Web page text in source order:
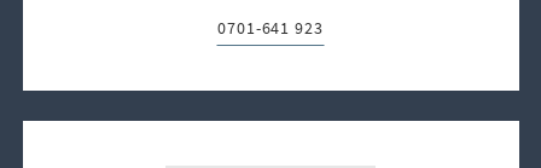
Telefon:
0701-641 923